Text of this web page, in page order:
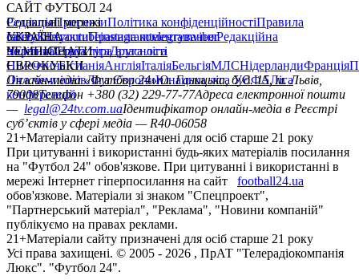
САЙТ ФУТБОЛ 24
РедакціяПрогнозиПолітика конфіденційностіПравила
сайтуКонтактиПравила коментуванняРедакційна
політикаСтруктура власності
Соціальні мережі
facebookxyoutubeinstagramtelegramviber
УКРАЇНА
УкраїнаПерша лігаДруга ліга
ЧЕМПІОНАТИ
НімеччинаІспаніяАнгліяІталіяБельгіяМЛСНідерландиФранція
ЄВРОКУБКИ
Ліга чемпіонівЛіга ЄвропиЮнацька ліга УЄФАЛіга
конференцій
Онлайн-медіа «Футбол 24»пл. Галицька, буд. 15, м. Львів,
79008Телефон +380 (32) 229-77-77Адреса електронної пошти
— legal@24tv.com.uaІдентифікатор онлайн-медіа в Реєстрі
суб’єктів у сфері медіа — R40-06058
21+Матеріали сайту призначені для осіб старше 21 року
При цитуванні і використанні будь-яких матеріалів посилання
на "Футбол 24" обов'язкове. При цитуванні і використанні в
мережі Інтернет гіперпосилання на сайт
football24.ua
обов'язкове. Матеріали зі знаком "Спецпроект",
"Партнерський матеріал", "Реклама", "Новини компаній"
публікуємо на правах реклами.
21+Матеріали сайту призначені для осіб старше 21 року
Усi права захищенi. © 2005 - 2026 , ПрАТ "Телерадіокомпанія
Люкс". "Футбол 24".